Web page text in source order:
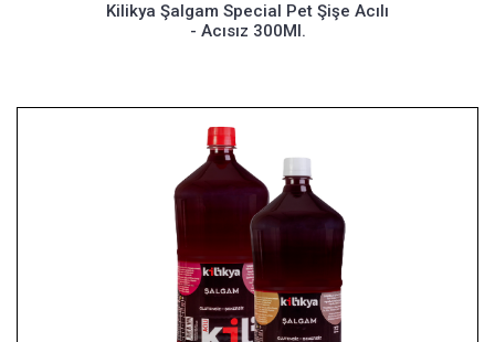
Kilikya Şalgam Special Pet Şişe Acılı
- Acısız 300Ml.